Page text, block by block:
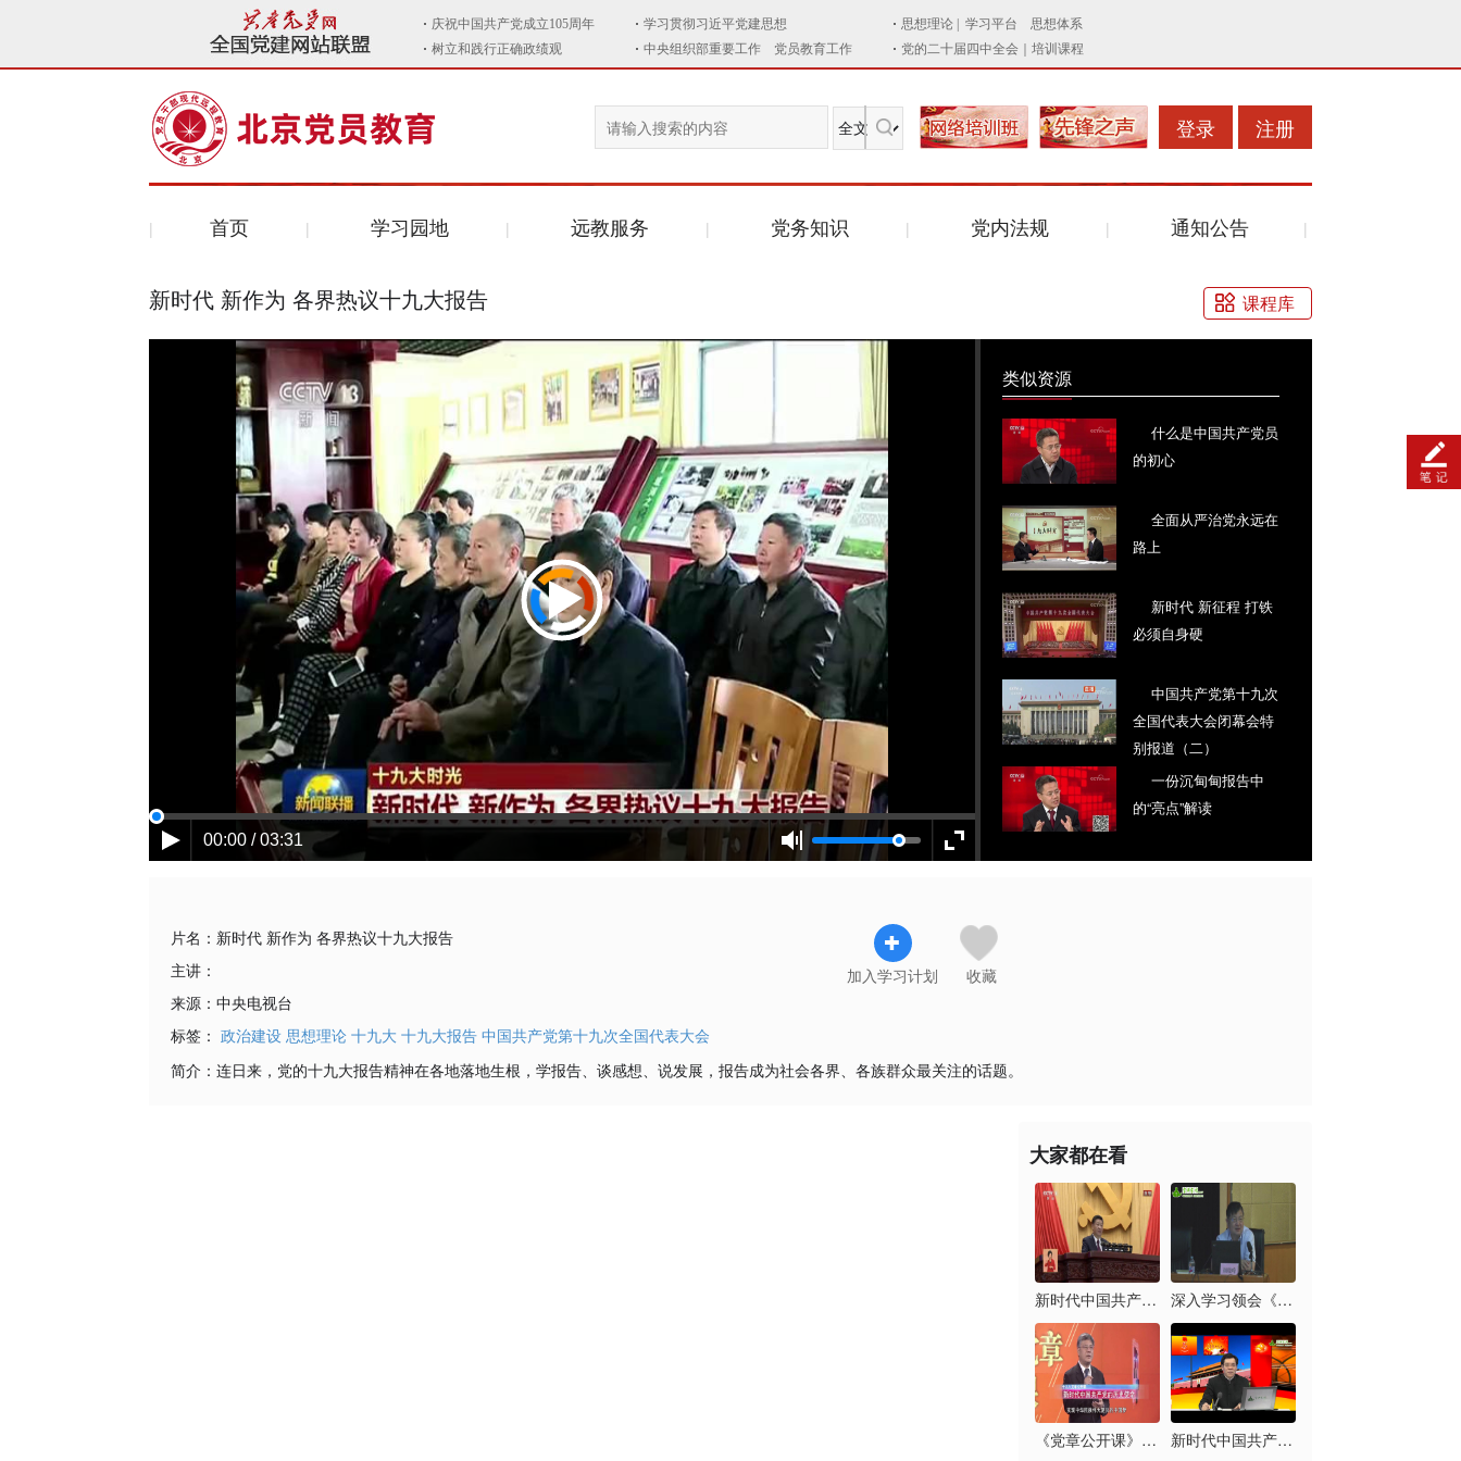
登录 注册
首页 学习园地 远教服务 党务知识 党内法规 通知公告
课程库
新时代 新作为 各界热议十九大报告
00:00 / 03:31
类似资源
什么是中国共产党员
的初心
全面从严治党永远在
路上
新时代 新征程 打铁
必须自身硬
中国共产党第十九次
全国代表大会闭幕会特
别报道（二）
一份沉甸甸报告中
的“亮点”解读
片名： 新时代 新作为 各界热议十九大报告
主讲：
来源： 中央电视台
标签： 政治建设 思想理论 十九大 十九大报告 中国共产党第十九次全国代表大会
加入学习计划 收藏
简介： 连日来，党的十九大报告精神在各地落地生根，学报告、谈感想、说发展，报告成为社会各界、各族群众最关注的话题。
大家都在看
新时代中国共产党的历... 深入学习领会《习近平...
《党章公开课》第六讲... 新时代中国共产党的历...